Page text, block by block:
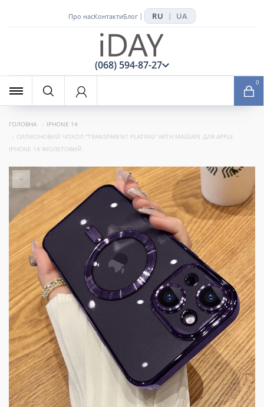
Про насКонтактиБлог | RU | UA
(068) 594-87-27
0
ГОЛОВНА
IPHONE 14
СИЛІКОНОВИЙ ЧОХОЛ "TRANSPARENT PLATING" WITH MAGSAFE ДЛЯ APPLE
IPHONE 14 ФІОЛЕТОВИЙ
+